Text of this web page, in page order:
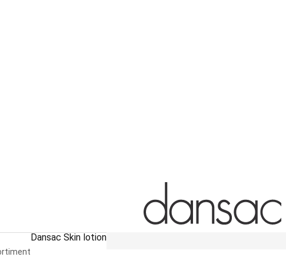
Dansac Skin lotion